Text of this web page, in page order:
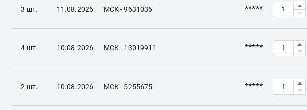
3 шт. 11.08.2026 МСК - 9631036 *****
4 шт. 10.08.2026 МСК - 13019911 *****
2 шт. 10.08.2026 МСК - 5255675 *****